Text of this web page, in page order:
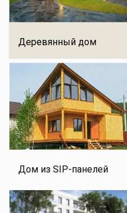
Деревянный дом
Дом из SIP-панелей